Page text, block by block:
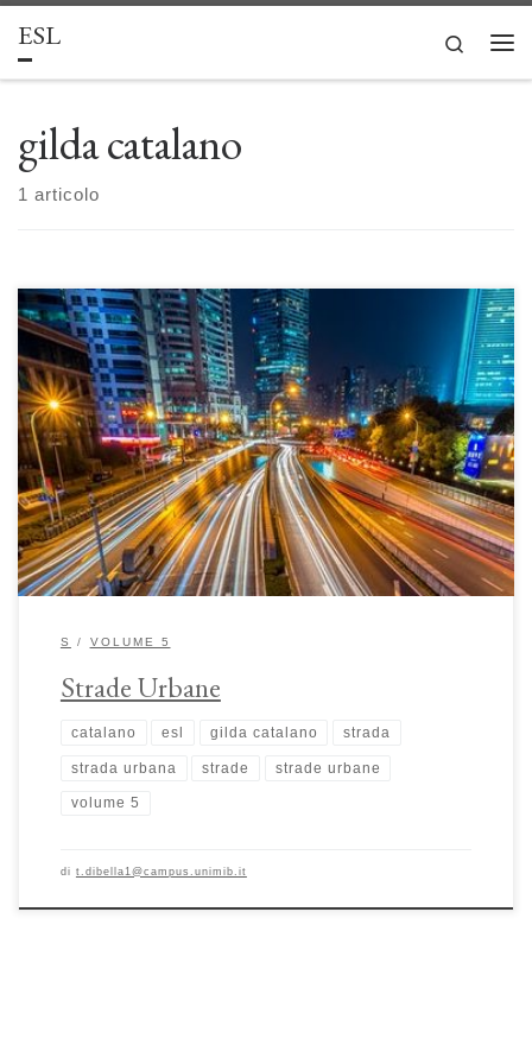
Passa al contenuto
ESL
Search
gilda catalano
1 articolo
Strade urbane, luoghi pubblici e collettivi di Gilda Catalano La Terra è
un memorandum di firme stradali in costante autoaggiornamento. Non
solo la terra ha i suoi selciati, ma anche l’aria e il mare. Di estuario in
estuario, ad esempio, il mare è un corridoio aperto – come la Via […]
S VOLUME 5
Strade Urbane
catalano esl gilda catalano strada
strada urbana strade strade urbane
volume 5
di t.dibella1@campus.unimib.it